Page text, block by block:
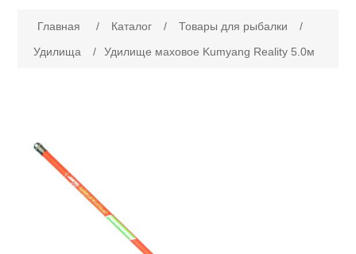
Каталог
Поиск
Главная / Каталог / Товары для рыбалки
/
Удилища
/ Удилище маховое Kumyang Reality 5.0м